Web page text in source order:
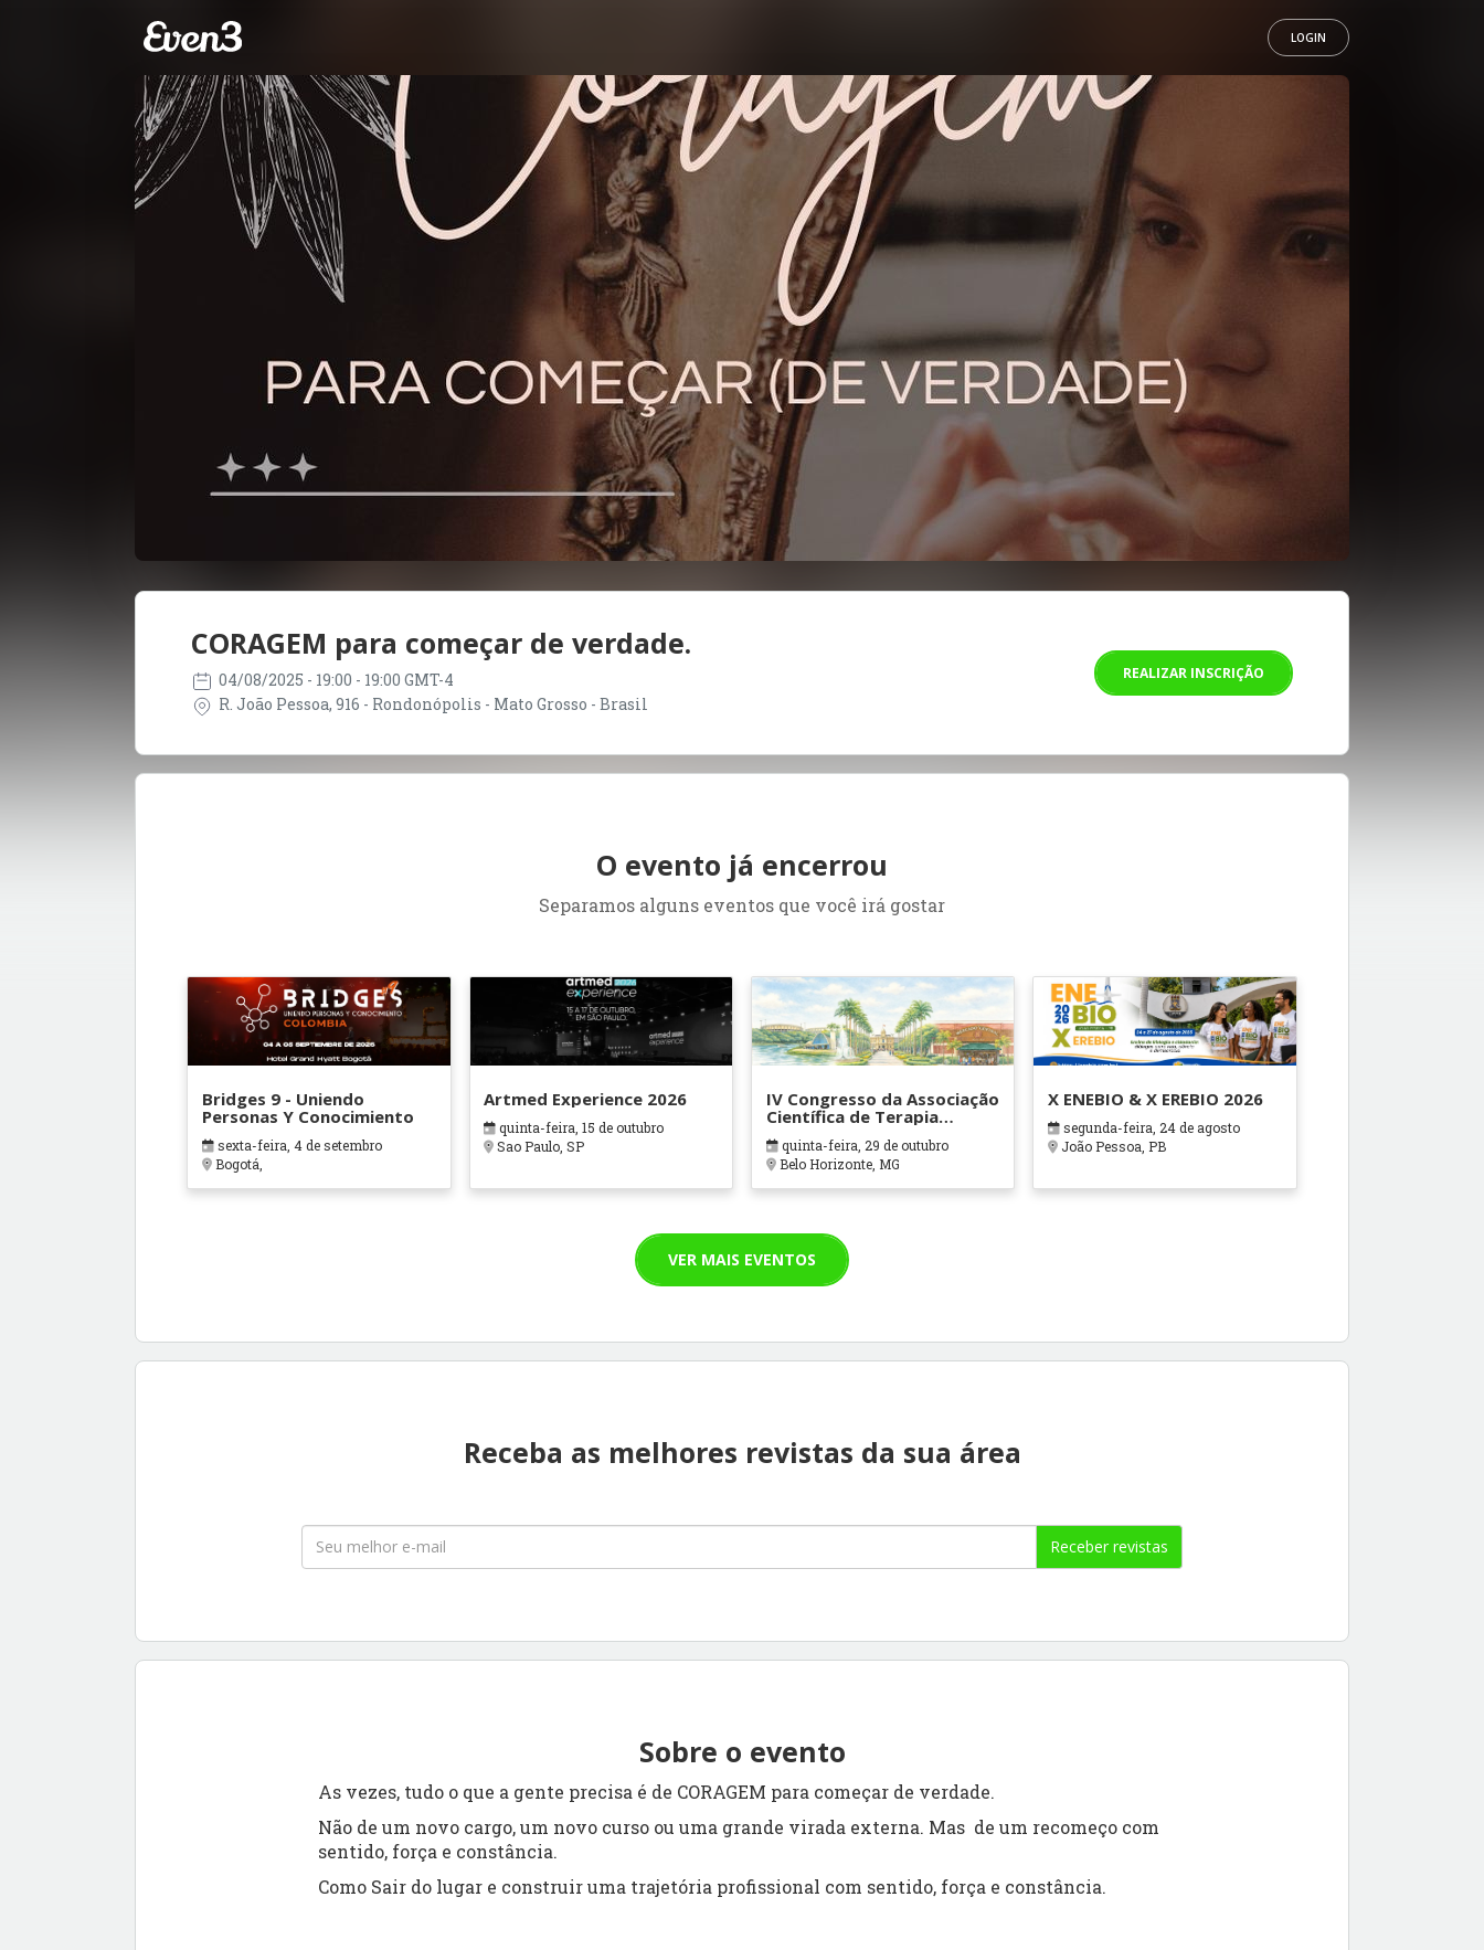
LOGIN
CORAGEM para começar de verdade.
04/08/2025 - 19:00 - 19:00 GMT-4
R. João Pessoa, 916 - Rondonópolis - Mato Grosso - Brasil
REALIZAR INSCRIÇÃO
O evento já encerrou
Separamos alguns eventos que você irá gostar
Bridges 9 - Uniendo
Personas Y Conocimiento
sexta-feira, 4 de setembro
Bogotá,
Artmed Experience 2026
quinta-feira, 15 de outubro
Sao Paulo, SP
IV Congresso da Associação
Científica de Terapia
Ocupacional em Contextos
Hospitalares e Cuidados
Paliativos - ATOHOSP
quinta-feira, 29 de outubro
Belo Horizonte, MG
X ENEBIO & X EREBIO 2026
segunda-feira, 24 de agosto
João Pessoa, PB
VER MAIS EVENTOS
Receba as melhores revistas da sua área
Receber revistas
Sobre o evento
As vezes, tudo o que a gente precisa é de CORAGEM para começar de verdade.
Não de um novo cargo, um novo curso ou uma grande virada externa. Mas de um recomeço com
sentido, força e constância.
Como Sair do lugar e construir uma trajetória profissional com sentido, força e constância.